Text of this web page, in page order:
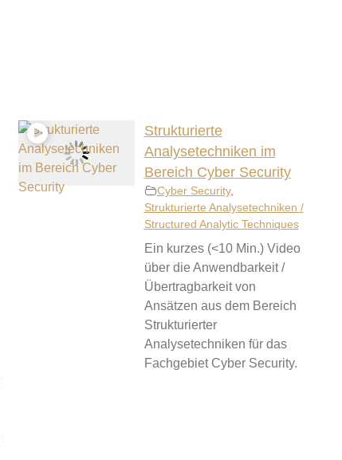
Strukturierte
Analysetechniken im
Bereich Cyber Security
Cyber Security,
Strukturierte Analysetechniken /
Structured Analytic Techniques
Ein kurzes (<10 Min.) Video
über die Anwendbarkeit /
Übertragbarkeit von
Ansätzen aus dem Bereich
Strukturierter
Analysetechniken für das
Fachgebiet Cyber Security.